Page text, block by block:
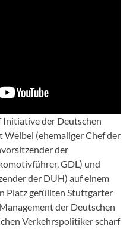
Initiative der Deutschen
(ehemaliger Chef der
der
GDL) und
der DUH) auf einem
Platz gefüllten Stuttgarter
der Deutschen
Verkehrspolitiker scharf